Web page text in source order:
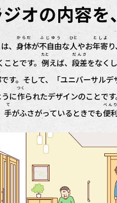
オの内容を
、身体
からだ
が不自由
ふじゆう
な人
ひと
やお年寄
としよ
り、
ことです。 例
たと
えば、段差
だんさ
をなくし
です。そして、「ユニバーサルデ
に作
つく
られたデザインのことで
手
て
がふさがっているときでも便
べんり